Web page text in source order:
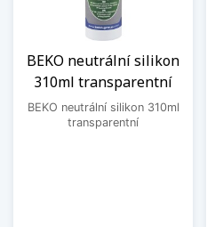
BEKO neutrální silikon
310ml transparentní
BEKO neutrální silikon 310ml
transparentní